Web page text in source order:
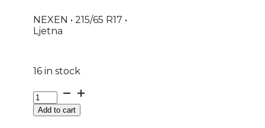
NEXEN • 215/65 R17 •
Ljetna
16 in stock
GUMA
LJ/P
NEXEN
Add to cart